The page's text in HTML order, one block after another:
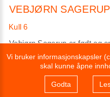
VEBJØRN SAGERUP
Vebjørn Sagerup er født og
nå med økonomi hos
Master of Science in
Vi bruker informasjonskapsler
skal kunne åpne
Godta